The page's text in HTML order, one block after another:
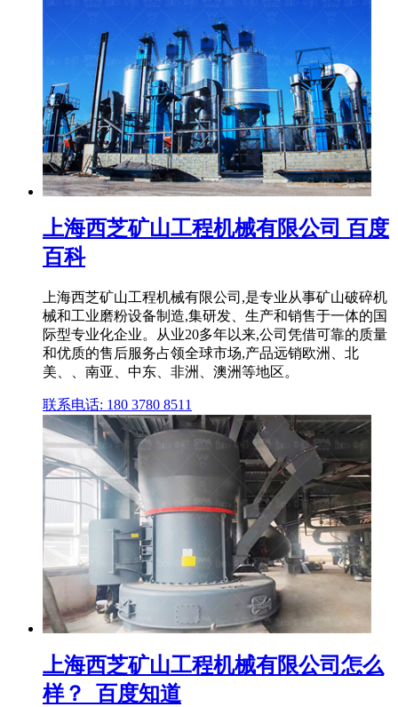
上海西芝矿山工程机械有限公司 百度
百科
上海西芝矿山工程机械有限公司,是专业从事矿山破碎机
械和工业磨粉设备制造,集研发、生产和销售于一体的国
际型专业化企业。从业20多年以来,公司凭借可靠的质量
和优质的售后服务占领全球市场,产品远销欧洲、北
美、、南亚、中东、非洲、澳洲等地区。
联系电话: 180 3780 8511
上海西芝矿山工程机械有限公司怎么
样？_百度知道